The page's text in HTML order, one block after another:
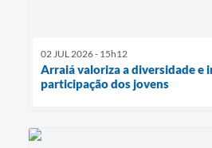
02 JUL 2026 - 15h12
Arraiá valoriza a diversidade e
participação dos jovens